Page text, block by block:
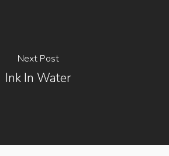
Next Post
Ink In Water